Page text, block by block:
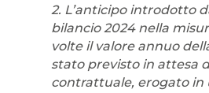
2. L’anticipo introdotto
bilancio 2024 nella
volte il valore annuo
stato previsto in attesa
contrattuale, erogato in